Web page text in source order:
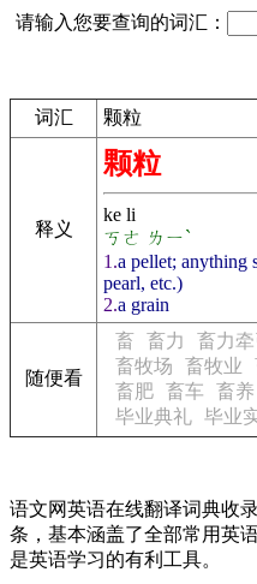
请输入您要查询的词汇：
词汇 颗粒
释义
颗粒
ke li
ㄎㄜ ㄌㄧˋ
1.a pellet; anything
pearl, etc.)
2.a grain
随便看
畜 畜力 畜力牵
畜牧场
畜牧业
畜肥 畜车 畜养
毕业典礼 毕业
语文网英语在线翻译词典收
条，基本涵盖了全部常用英
是英语学习的有利工具。